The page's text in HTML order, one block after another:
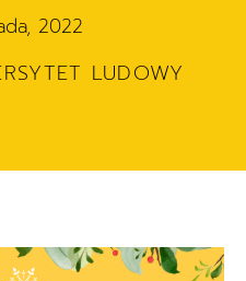
2022
LUDOWY